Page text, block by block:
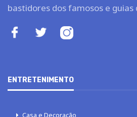
bastidores dos famosos e guias
ENTRETENIMENTO
Casa e Decoração